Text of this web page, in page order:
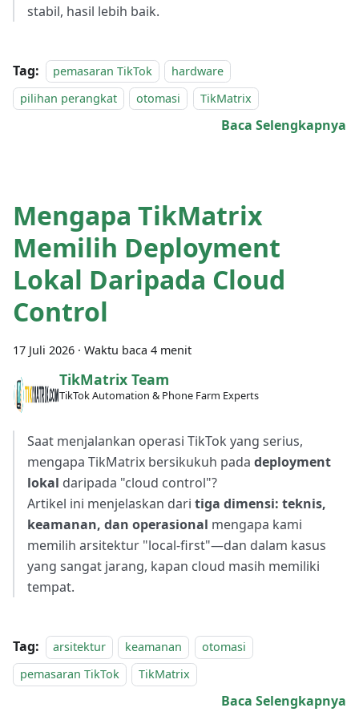
stabil, hasil lebih baik.
Tag: pemasaran TikTok
hardware
pilihan perangkat
otomasi TikMatrix
Baca Selengkapnya
Mengapa TikMatrix
Memilih Deployment
Lokal Daripada Cloud
Control
17 Juli 2026 · Waktu baca 4 menit
TikMatrix Team
TikTok Automation & Phone Farm Experts
Saat menjalankan operasi TikTok yang serius,
mengapa TikMatrix bersikukuh pada deployment
lokal daripada "cloud control"?
Artikel ini menjelaskan dari tiga dimensi: teknis,
keamanan, dan operasional mengapa kami
memilih arsitektur "local-first"—dan dalam kasus
yang sangat jarang, kapan cloud masih memiliki
tempat.
Tag: arsitektur keamanan
otomasi
pemasaran TikTok
TikMatrix
Baca Selengkapnya